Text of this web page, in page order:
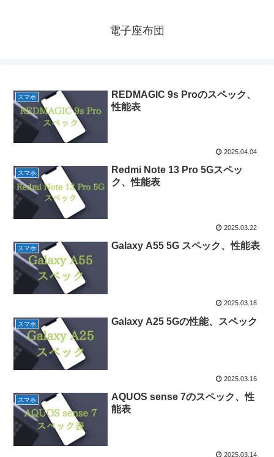
電子座布団
スマホ
REDMAGIC 9s Proのスペック、
性能表
2025.04.04
スマホ
Redmi Note 13 Pro 5Gスペッ
ク、性能表
2025.03.22
スマホ Galaxy A55 5G スペック、性能表
2025.03.18
スマホ Galaxy A25 5Gの性能、スペック
2025.03.16
スマホ
AQUOS sense 7のスペック、性
能表
2025.03.14